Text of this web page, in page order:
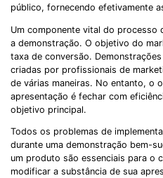
público, fornecendo efetivamente
Um componente vital do processo
a demonstração. O objetivo do
taxa de conversão.
criadas por profissionais de
de várias maneiras. No entanto, o
apresentação é fechar com
objetivo principal.
Todos os problemas de
durante uma demonstração bem-
um produto são essenciais para o
modificar a substância de sua